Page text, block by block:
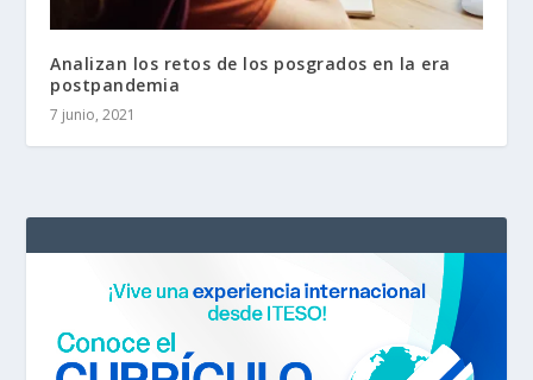
Analizan los retos de los posgrados en la era
postpandemia
7 junio, 2021